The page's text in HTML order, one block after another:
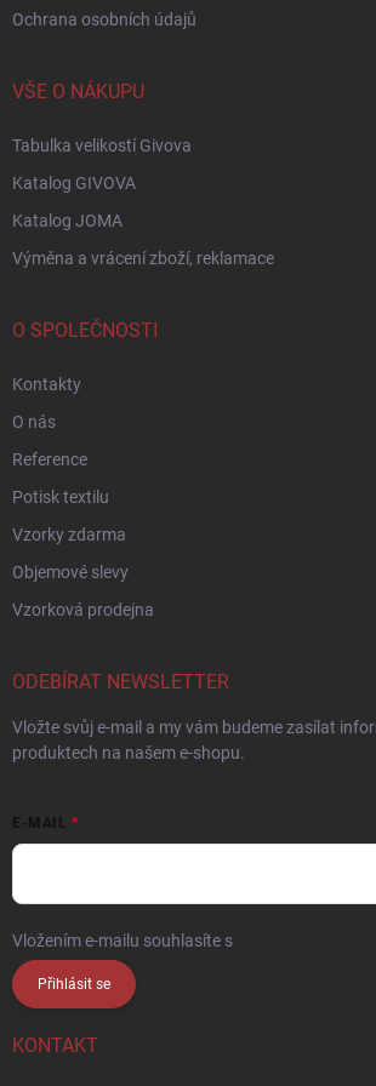
Ochrana osobních údajů
VŠE O NÁKUPU
Tabulka velikostí Givova
Katalog GIVOVA
Katalog JOMA
Výměna a vrácení zboží, reklamace
O SPOLEČNOSTI
Kontakty
O nás
Reference
Potisk textilu
Vzorky zdarma
Objemové slevy
Vzorková prodejna
ODEBÍRAT NEWSLETTER
Vložte svůj e-mail a my vám budeme zasílat
produktech na našem e-shopu.
E-MAIL
Vložením e-mailu souhlasíte s
Přihlásit se
KONTAKT